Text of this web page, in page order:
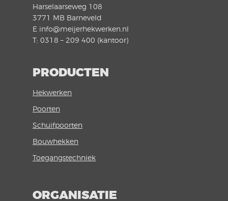
Harselaarseweg 108
3771 MB Barneveld
E info@meijerhekwerken.nl
T: 0318 – 209 400 (kantoor)
PRODUCTEN
Hekwerken
Poorten
Schuifpoorten
Bouwhekken
Toegangstechniek
ORGANISATIE